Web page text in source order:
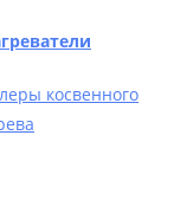
косвенного